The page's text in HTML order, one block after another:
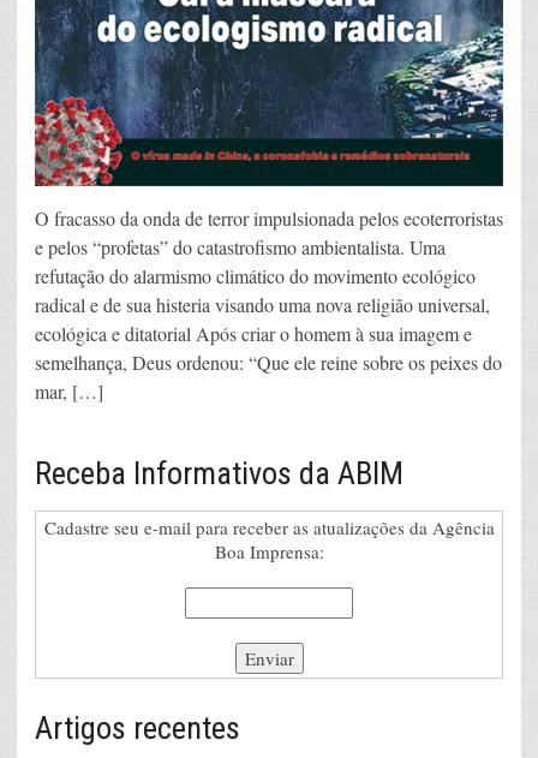
O fracasso da onda de terror impulsionada pelos ecoterroristas
e pelos “profetas” do catastrofismo ambientalista. Uma
refutação do alarmismo climático do movimento ecológico
radical e de sua histeria visando uma nova religião universal,
ecológica e ditatorial Após criar o homem à sua imagem e
semelhança, Deus ordenou: “Que ele reine sobre os peixes do
mar, […]
Receba Informativos da ABIM
Cadastre seu e-mail para receber as atualizações da Agência
Boa Imprensa:
Artigos recentes